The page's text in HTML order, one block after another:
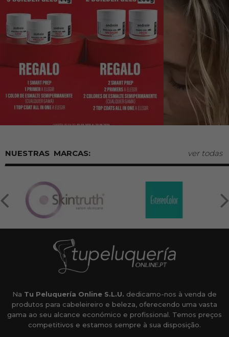
MARCAS: ver todas
Na Tu Peluquería Online S.L.U. dedicamo-nos à venda de
produtos para cabeleireiro e beleza, oferecendo uma vasta
gama ao seu alcance económico e profissional. Temos preços
competitivos e estamos sempre à sua disposição.